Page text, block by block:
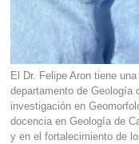
El Dr. Felipe Aron tiene
departamento de Geología
investigación en
docencia en Geología de
y en el fortalecimiento de